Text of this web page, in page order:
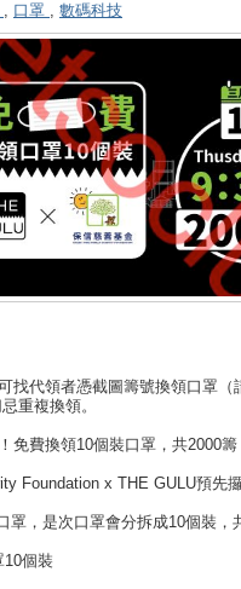
, 口罩 , 數碼科技
找代領者憑截圖籌號換領口罩（
重複換領。
免費換領10個裝口罩，共2000籌
Foundation x THE GULU預先攞
罩，是次口罩會分拆成10個裝，
個裝